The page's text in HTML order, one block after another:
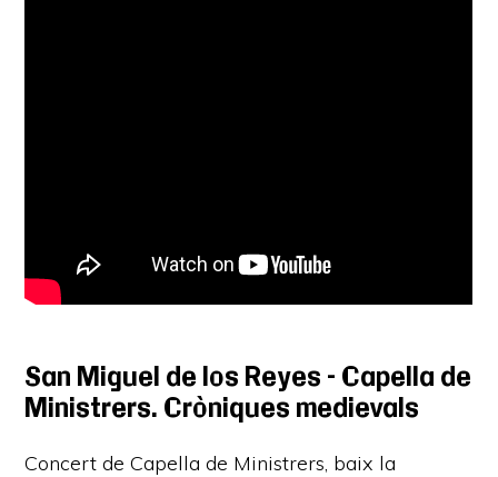
San Miguel de los Reyes – Capella de
Ministrers: Cròniques medievals
Concert de Capella de Ministrers, baix la